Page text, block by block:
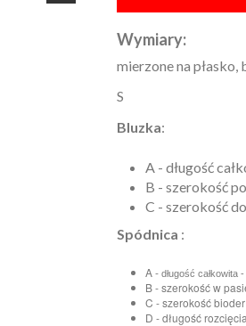
Wymiary:
mierzone na
S
Bluzka:
A - długość
B - szerokość
C - szerokość
Spódnica :
A - długość całkowita
B - szerokość w
C - szerokość
D - długość